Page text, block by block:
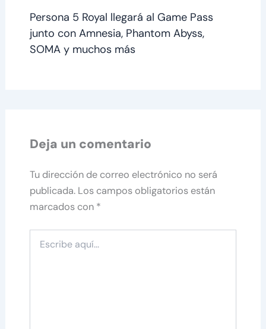
Persona 5 Royal llegará al Game Pass
junto con Amnesia, Phantom Abyss,
SOMA y muchos más
Deja un comentario
Tu dirección de correo electrónico no será
publicada. Los campos obligatorios están
marcados con *
aquí...